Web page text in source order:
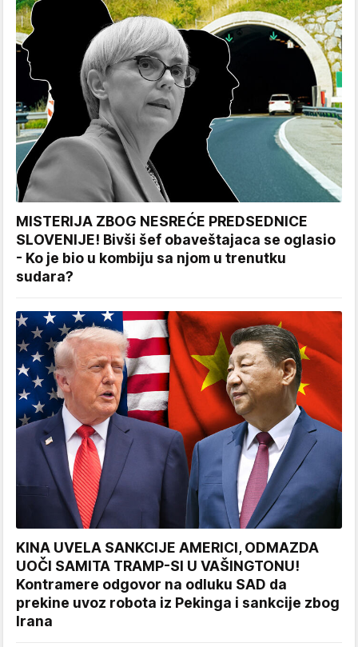
MISTERIJA ZBOG NESREĆE PREDSEDNICE
SLOVENIJE! Bivši šef obaveštajaca se oglasio
- Ko je bio u kombiju sa njom u trenutku
sudara?
KINA UVELA SANKCIJE AMERICI, ODMAZDA
UOČI SAMITA TRAMP-SI U VAŠINGTONU!
Kontramere odgovor na odluku SAD da
prekine uvoz robota iz Pekinga i sankcije zbog
Irana